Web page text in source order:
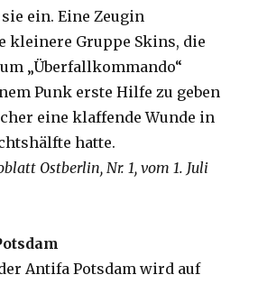
ein. Eine Zeugin
kleinere Gruppe Skins, die
„Überfallkommando“
Punk erste Hilfe zu geben
eine klaffende Wunde in
hatte.
Ostberlin, Nr. 1, vom 1. Juli
Antifa Potsdam wird auf